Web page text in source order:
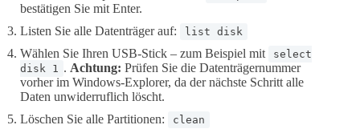
bestätigen Sie mit Enter.
Listen Sie alle Datenträger auf:
list disk
Wählen Sie Ihren USB-Stick – zum Beispiel mit
select
disk 1
. Achtung: Prüfen Sie die Datenträgernummer
vorher im Windows-Explorer, da der nächste Schritt alle
Daten unwiderruflich löscht.
Löschen Sie alle Partitionen:
clean